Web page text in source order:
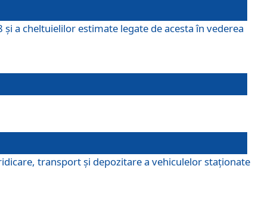
a cheltuielilor estimate legate de acesta în vederea
transport şi depozitare a vehiculelor staționate